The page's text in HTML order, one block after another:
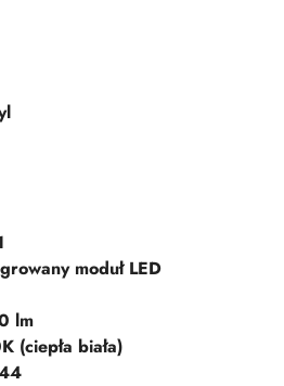
moduł LED
lm
(ciepła biała)